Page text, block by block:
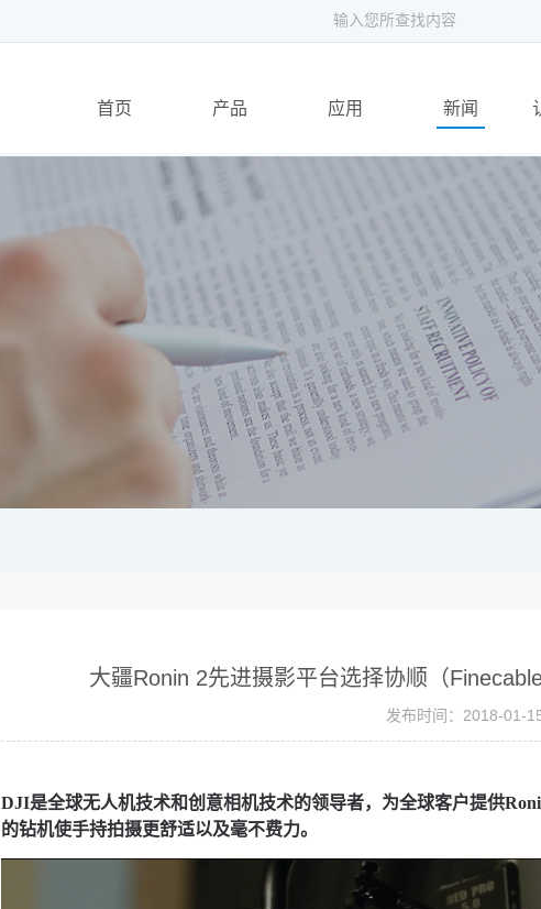
首页 产品 应用 新闻
大疆Ronin 2先进摄影平台选择协顺（
发布时间：2018-01-
DJI是全球无人机技术和创意相机技术的领导者，为全球客户提供
的钻机使手持拍摄更舒适以及毫不费力。